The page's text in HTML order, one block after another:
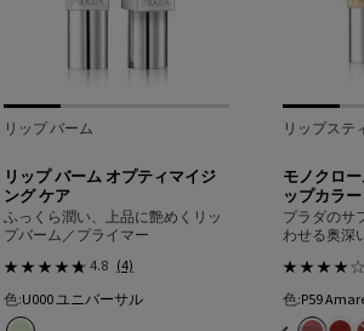
リップ バーム
リップ バーム オプティマイジ
ング ケア
ふっくら潤い、上品に艶めくリッ
プバーム／プライマー
4.8 (4)
色:U000 ユニバーサル
1色
リップステ
モノクロ
ップカラ
プラダのサ
わせる奥深
色:P59
色を選択してください